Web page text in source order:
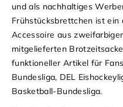
und als nachhaltiges
Frühstücksbrettchen ist ein
Accessoire aus
mitgelieferten
funktioneller Artikel für
Bundesliga, DEL
Basketball-Bundesliga.